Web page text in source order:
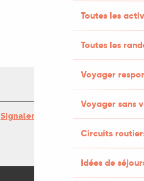
Toutes les
Toutes les
Voyager
Voyager sans
Circuits
Idées de
Signaler une erreur